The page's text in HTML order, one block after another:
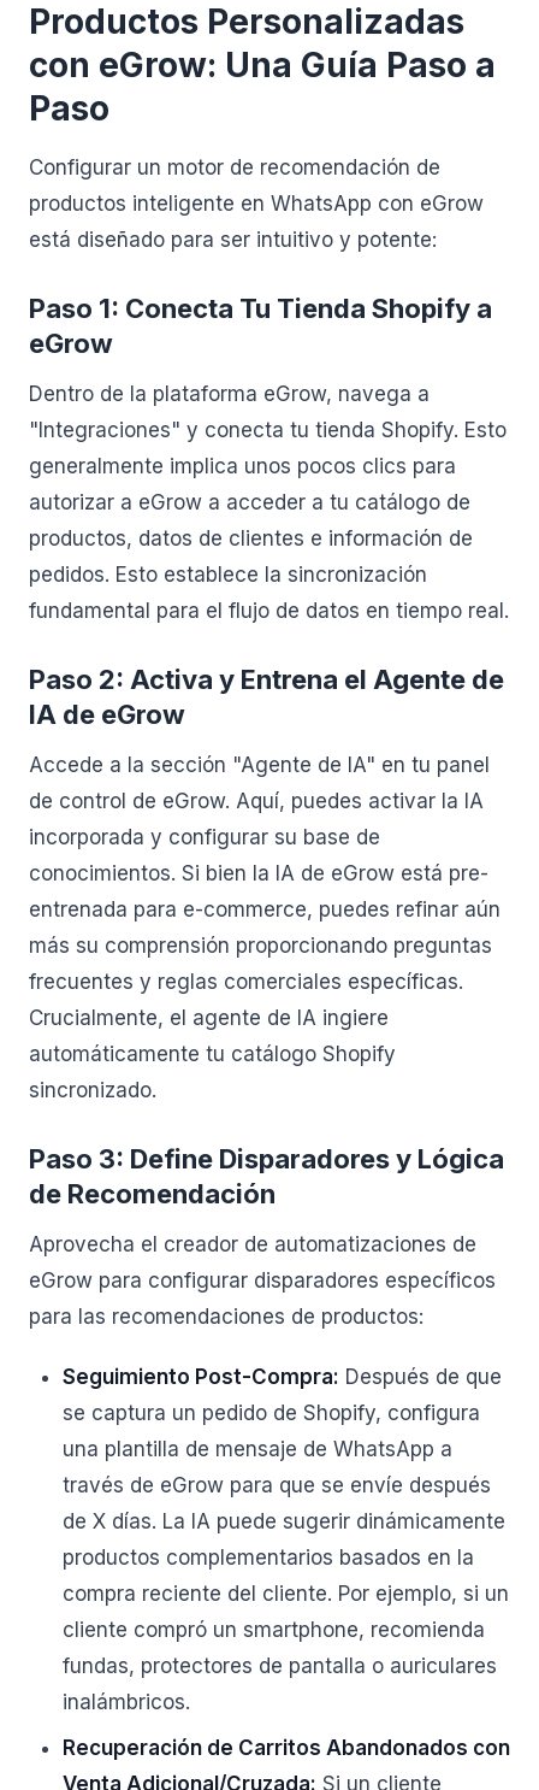
Productos Personalizadas
con eGrow: Una Guía Paso a
Paso
Configurar un motor de recomendación de
productos inteligente en WhatsApp con eGrow
está diseñado para ser intuitivo y potente:
Paso 1: Conecta Tu Tienda Shopify a
eGrow
Dentro de la plataforma eGrow, navega a
"Integraciones" y conecta tu tienda Shopify. Esto
generalmente implica unos pocos clics para
autorizar a eGrow a acceder a tu catálogo de
productos, datos de clientes e información de
pedidos. Esto establece la sincronización
fundamental para el flujo de datos en tiempo real.
Paso 2: Activa y Entrena el Agente de
IA de eGrow
Accede a la sección "Agente de IA" en tu panel
de control de eGrow. Aquí, puedes activar la IA
incorporada y configurar su base de
conocimientos. Si bien la IA de eGrow está pre-
entrenada para e-commerce, puedes refinar aún
más su comprensión proporcionando preguntas
frecuentes y reglas comerciales específicas.
Crucialmente, el agente de IA ingiere
automáticamente tu catálogo Shopify
sincronizado.
Paso 3: Define Disparadores y Lógica
de Recomendación
Aprovecha el creador de automatizaciones de
eGrow para configurar disparadores específicos
para las recomendaciones de productos:
Seguimiento Post-Compra: Después de que
se captura un pedido de Shopify, configura
una plantilla de mensaje de WhatsApp a
través de eGrow para que se envíe después
de X días. La IA puede sugerir dinámicamente
productos complementarios basados en la
compra reciente del cliente. Por ejemplo, si un
cliente compró un smartphone, recomienda
fundas, protectores de pantalla o auriculares
inalámbricos.
Recuperación de Carritos Abandonados con
Venta Adicional/Cruzada: Si un cliente